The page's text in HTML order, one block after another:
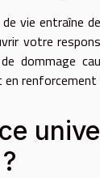
vie entraîne
votre
dommage
en